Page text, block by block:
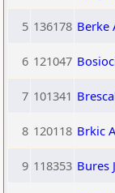
5 136178 Berke
6 121047
7 101341
8 120118 Brkic
9 118353 Bures